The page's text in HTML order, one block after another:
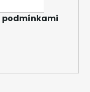
podmínkami